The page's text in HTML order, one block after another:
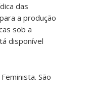
das
a produção
sob a
disponível
São